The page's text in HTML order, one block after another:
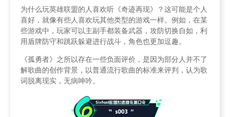
为什么玩英雄联盟的人喜欢听《奇迹再现》？这可能是个人
喜好，就像有些人喜欢玩其他类型的游戏一样。例如，在某
些游戏中，玩家可以主副手都装备武器，攻防切换自如，利
用盾牌防守和跳跃躲避进行战斗，角色也更加逗趣。
《孤勇者》之所以存在一些负面评价，是因为部分人并不了
解歌曲的创作背景，以普通流行歌曲的标准来评判，认为歌
词脱离现实，无病呻吟。